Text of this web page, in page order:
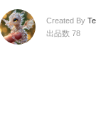
Created By
出品数 78